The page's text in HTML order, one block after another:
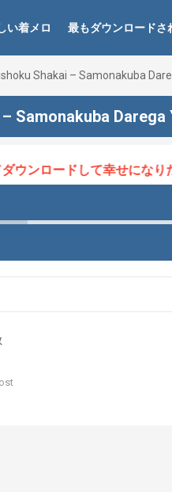
い着メロ 最もダウンロードさ
Shakai – Samonakuba
Samonakuba Darega
ロードして幸せになりたい